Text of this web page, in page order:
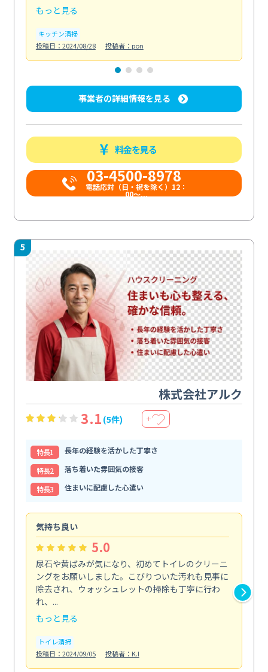
もっと見る
キッチン清掃
投稿日：2024/08/28
投稿者：pon
事業者の詳細情報を見る
料金を見る
03-4500-8978
電話応対（日・祝を除く）12：
00～...
5
株式会社アルク
3.1 (5件) ＋
特⻑1
長年の経験を活かした丁寧さ
特⻑2
落ち着いた雰囲気の接客
特⻑3
住まいに配慮した心遣い
気持ち良い
5.0
尿石や黄ばみが気になり、初めてトイレのクリーニ
ングをお願いしました。こびりついた汚れも見事に
除去され、ウォッシュレットの掃除も丁寧に行わ
れ、...
もっと見る
トイレ清掃
投稿日：2024/09/05
投稿者：K.I